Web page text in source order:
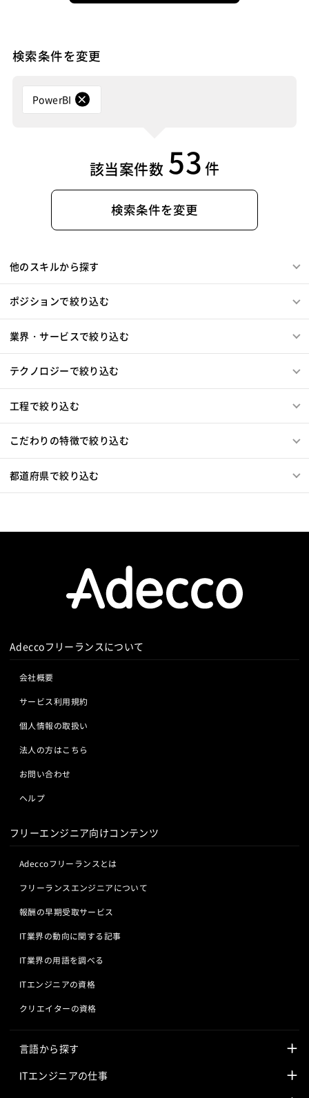
検索条件を変更
PowerBI
該当案件数 53 件
検索条件を変更
他のスキルから探す
ポジションで絞り込む
業界・サービスで絞り込む
テクノロジーで絞り込む
工程で絞り込む
こだわりの特徴で絞り込む
都道府県で絞り込む
Adeccoフリーランスについて
会社概要
サービス利用規約
個人情報の取扱い
法人の方はこちら
お問い合わせ
ヘルプ
フリーエンジニア向けコンテンツ
Adeccoフリーランスとは
フリーランスエンジニアについて
報酬の早期受取サービス
IT業界の動向に関する記事
IT業界の用語を調べる
ITエンジニアの資格
クリエイターの資格
言語から探す
Javaの求人
ITエンジニアの仕事